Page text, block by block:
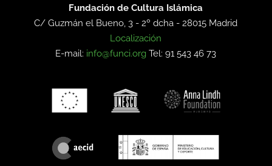
Fundación de Cultura Islámica
C/ Guzmán el Bueno, 3 - 2º dcha -28015 Madrid
Localización
E-mail: info@funci.org Tel: 91 543 46 73